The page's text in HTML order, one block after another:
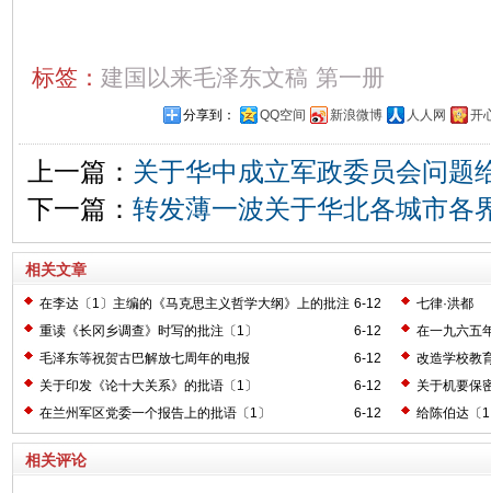
标签： 建国以来毛泽东文稿 第一册
分享到： QQ空间 新浪微博 人人网 开
上一篇： 关于华中成立军政委员会问题
下一篇： 转发薄一波关于华北各城市各
相关文章
6-12
在李达〔1〕主编的《马克思主义哲学大纲》上的批注
〔2〕
七律·洪都
6-12
重读《长冈乡调查》时写的批注〔1〕
在一九六五
6-12
毛泽东等祝贺古巴解放七周年的电报
改造学校教
6-12
关于印发《论十大关系》的批语〔1〕
关于机要保
6-12
在兰州军区党委一个报告上的批语〔1〕 给陈伯达〔
相关评论